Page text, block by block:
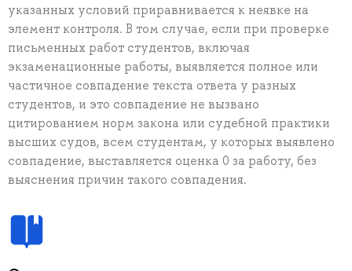
указанных условий приравнивается к неявке на
элемент контроля. В том случае, если при проверке
письменных работ студентов, включая
экзаменационные работы, выявляется полное или
частичное совпадение текста ответа у разных
студентов, и это совпадение не вызвано
цитированием норм закона или судебной практики
высших судов, всем студентам, у которых выявлено
совпадение, выставляется оценка 0 за работу, без
выяснения причин такого совпадения.